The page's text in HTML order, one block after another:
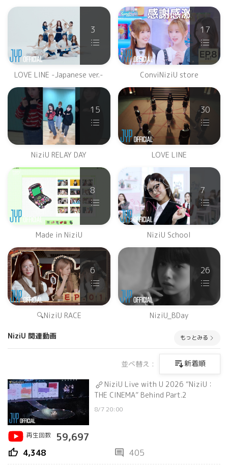
3
LOVE LINE -Japanese ver.-
17
ConviNiziU store
15
NiziU RELAY DAY
30
LOVE LINE
8
Made in NiziU
7
NiziU School
6
🔍NiziU RACE
26
NiziU_BDay
NiziU 関連動画 もっとみる
並べ替え : 新着順
NiziU Live with U 2026 “NiziU：
THE CINEMA” Behind Part.2
8/7 20:00
再生回数 59,697
thumb_up 4,348 comment 405